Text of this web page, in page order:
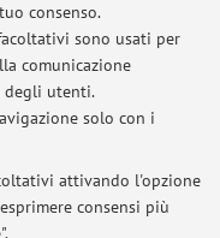
consenso.
sono usati per
comunicazione
degli utenti.
solo con i
attivando l'opzione
consensi più
del sito.
di Bologna - Via
IVA: 01131710376